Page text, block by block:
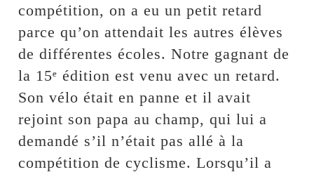
compétition, on a eu un petit retard
parce qu’on attendait les autres élèves
de différentes écoles. Notre gagnant de
la 15ᵉ édition est venu avec un retard.
Son vélo était en panne et il avait
rejoint son papa au champ, qui lui a
demandé s’il n’était pas allé à la
compétition de cyclisme. Lorsqu’il a